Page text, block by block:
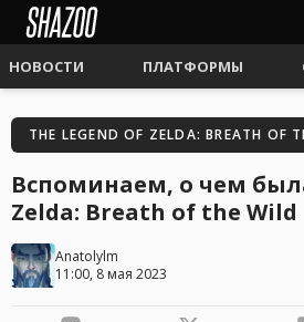
НОВОСТИ ПЛАТФОРМЫ
THE LEGEND OF ZELDA: BREATH OF
Вспоминаем, о чем
Zelda: Breath of the Wild
Anatolylm
11:00, 8 мая 2023